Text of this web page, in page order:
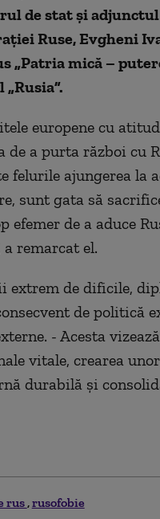
de stat și
Ruse, Evgheni
„Patria mică –
europene cu
de a purta război cu
felurile ajungerea la
sunt gata să
efemer de a aduce
a remarcat el.
extrem de dificile,
de politică
- Acesta
vitale, crearea
durabilă și
rus rusofobie